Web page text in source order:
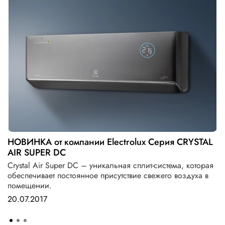
НОВИНКА от компании Electrolux Серия CRYSTAL
AIR SUPER DC
Crystal Air Super DC – уникальная сплит-система, которая
обеспечивает постоянное присутствие свежего воздуха в
помещении.
20.07.2017